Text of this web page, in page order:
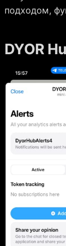
подходом,
DYOR